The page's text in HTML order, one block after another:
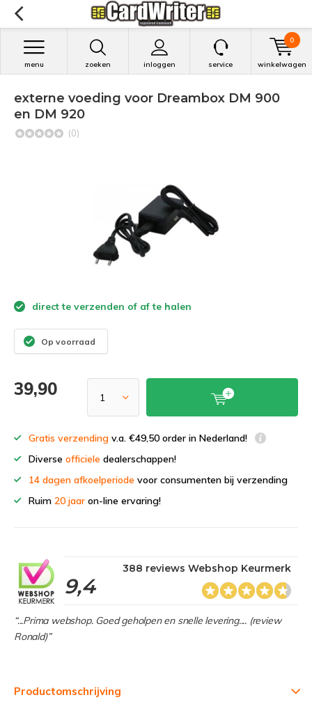
zoeken inloggen
menu service winkelwagen
0
externe voeding voor Dreambox DM 900
en DM 920
(0)
direct te verzenden of af te halen
Op voorraad
39,90
Gratis verzending v.a. €49,50 order in Nederland!
Diverse officiele dealerschappen!
14 dagen afkoelperiode voor consumenten bij verzending
Ruim 20 jaar on-line ervaring!
9,4
388 reviews Webshop Keurmerk
“...Prima webshop. Goed geholpen en snelle levering.... (review
Ronald)”
Productomschrijving